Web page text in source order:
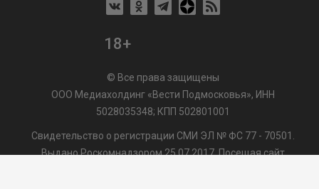
18+
© Все права защищены
ООО Медиахолдинг «Вести Подмосковья», ИНН
5028035348; КПП 502801001
Свидетельство о регистрации СМИ ЭЛ № ФС 77 - 70501.
Выдано Роскомнадзором 25.07.2017. Посещая сайт